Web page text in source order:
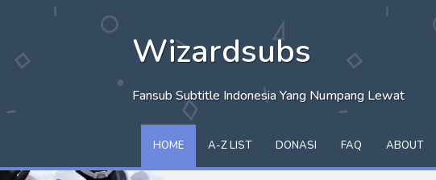
Wizardsubs
Fansub Subtitle Indonesia Yang Numpang Lewat
HOME A-Z LIST DONASI FAQ ABOUT